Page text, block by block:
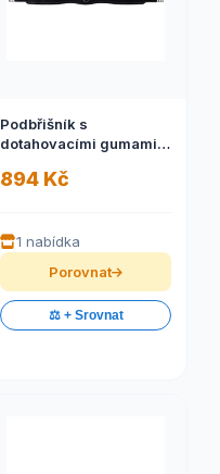
Podbřišník s
dotahovacími gumami
894 Kč
1 nabídka
Porovnat
⚖️ + Srovnat